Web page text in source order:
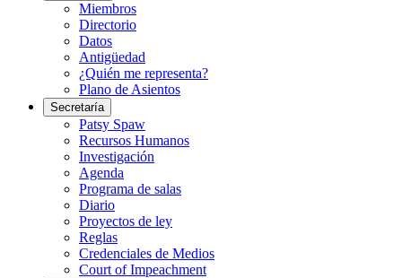
Miembros
Directorio
Datos
Antigüedad
¿Quién me representa?
Plano de Asientos
Secretaría
Patsy Spaw
Recursos Humanos
Investigación
Agenda
Programa de salas
Diario
Proyectos de ley
Reglas
Credenciales de Medios
Court of Impeachment